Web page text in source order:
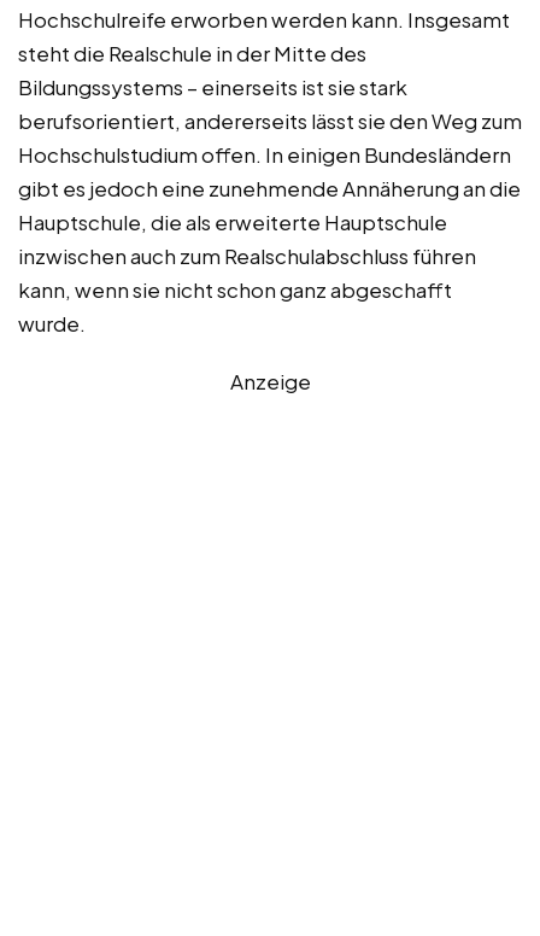
Hochschulreife erworben werden kann. Insgesamt
steht die Realschule in der Mitte des
Bildungssystems – einerseits ist sie stark
berufsorientiert, andererseits lässt sie den Weg zum
Hochschulstudium offen. In einigen Bundesländern
gibt es jedoch eine zunehmende Annäherung an die
Hauptschule, die als erweiterte Hauptschule
inzwischen auch zum Realschulabschluss führen
kann, wenn sie nicht schon ganz abgeschafft
wurde.
Anzeige